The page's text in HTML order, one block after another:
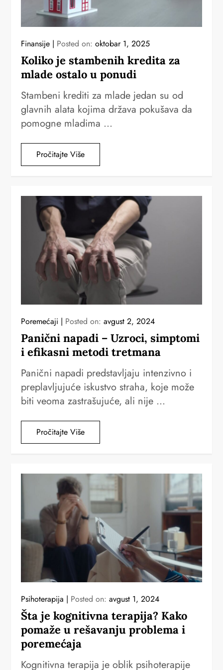
Finansije Posted on:oktobar 1, 2025
Koliko je stambenih kredita za
mlade ostalo u ponudi
Stambeni krediti za mlade jedan su od
glavnih alata kojima država pokušava da
pomogne mladima …
Pročitajte Više
Poremećaji Posted on:avgust 2, 2024
Panični napadi – Uzroci, simptomi
i efikasni metodi tretmana
Panični napadi predstavljaju intenzivno i
preplavljujuće iskustvo straha, koje može
biti veoma zastrašujuće, ali nije …
Pročitajte Više
Psihoterapija Posted on:avgust 1, 2024
Šta je kognitivna terapija? Kako
pomaže u rešavanju problema i
poremećaja
Kognitivna terapija je oblik psihoterapije